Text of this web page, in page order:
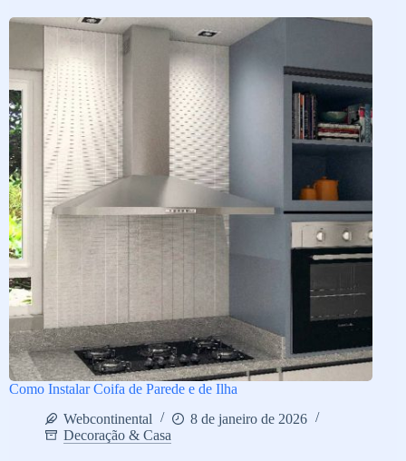
Como Instalar Coifa de Parede e de Ilha
Webcontinental
8 de janeiro de 2026
Decoração & Casa